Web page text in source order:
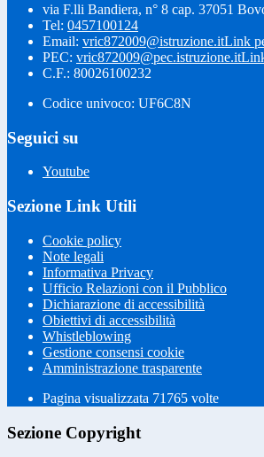
via F.lli Bandiera, n° 8 cap. 37051
Tel: 0457100124
Email: vric872009@istruzione.itLink
PEC: vric872009@pec.istruzione.it
C.F.: 80026100232
Codice univoco: UF6C8N
Seguici su
Youtube
Sezione Link Utili
Cookie policy
Note legali
Informativa Privacy
Ufficio Relazioni con il Pubblico
Dichiarazione di accessibilità
Obiettivi di accessibilità
Whistleblowing
Gestione consensi cookie
Amministrazione trasparente
Pagina visualizzata 71765 volte
Sezione Copyright